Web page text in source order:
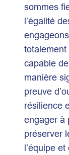
sommes
l’égalité
capable
manière
preuve
résilience
engager à
préserver
l’équipe